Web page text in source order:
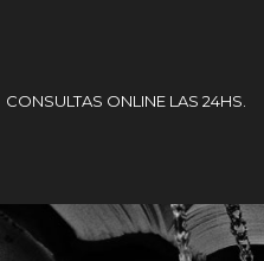
CONSULTAS ONLINE LAS 24HS.